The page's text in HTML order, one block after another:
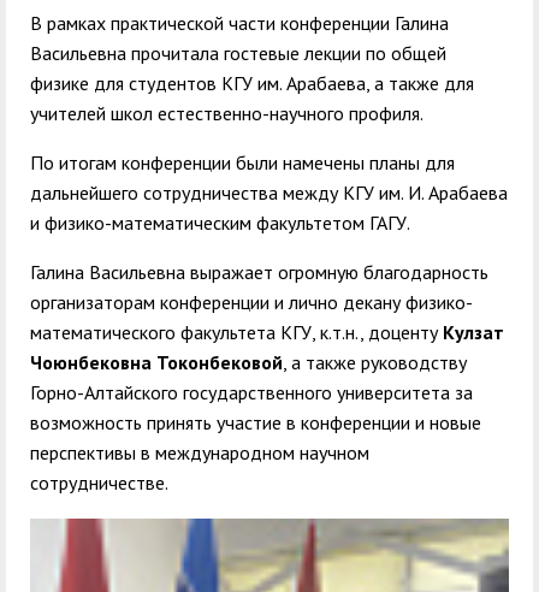
В рамках практической части конференции Галина
Васильевна прочитала гостевые лекции по общей
физике для студентов КГУ им. Арабаева, а также для
учителей школ естественно-научного профиля.
По итогам конференции были намечены планы для
дальнейшего сотрудничества между КГУ им. И. Арабаева
и физико-математическим факультетом ГАГУ.
Галина Васильевна выражает огромную благодарность
организаторам конференции и лично декану физико-
математического факультета КГУ, к.т.н., доценту Кулзат
Чоюнбековна Токонбековой, а также руководству
Горно-Алтайского государственного университета за
возможность принять участие в конференции и новые
перспективы в международном научном
сотрудничестве.